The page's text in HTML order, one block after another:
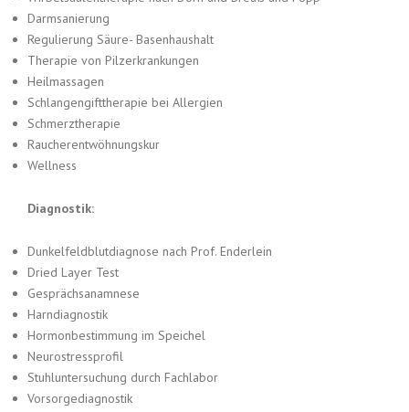
Darmsanierung
Regulierung Säure- Basenhaushalt
Therapie von Pilzerkrankungen
Heilmassagen
Schlangengifttherapie bei Allergien
Schmerztherapie
Raucherentwöhnungskur
Wellness
Diagnostik:
Dunkelfeldblutdiagnose nach Prof. Enderlein
Dried Layer Test
Gesprächsanamnese
Harndiagnostik
Hormonbestimmung im Speichel
Neurostressprofil
Stuhluntersuchung durch Fachlabor
Vorsorgediagnostik